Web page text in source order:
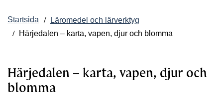
Startsida
Läromedel och lärverktyg
Härjedalen – karta, vapen, djur och blomma
Härjedalen – karta, vapen, djur och
blomma